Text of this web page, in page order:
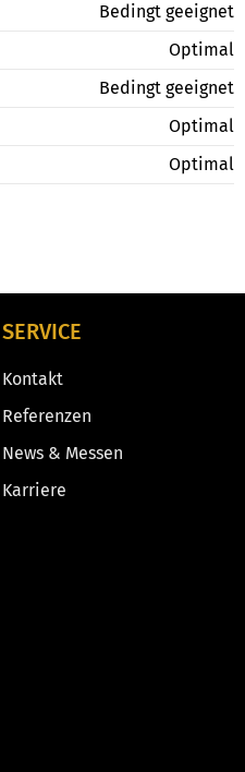
Bedingt geeignet
Optimal
Bedingt geeignet
Optimal
Optimal
SERVICE
Kontakt
Referenzen
News & Messen
Karriere